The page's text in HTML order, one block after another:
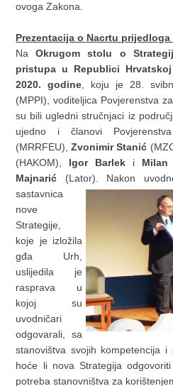
ovoga Zakona.
Prezentacija o Nacrtu
NaOkrugom stolu o
pristupa u Republici
2020. godine, koju je 28.
(MPPI), voditeljica Povjerenstva
su bili ugledni stručnjaci iz
ujedno i članovi
(MRRFEU),Zvonimir Stanić
(HAKOM), Igor Barlek i Milan
Majnarić (Lator). Nakon
sastavnica
nove
Strategije,
koje je izložila
gđa Urh,
uslijedila je
rasprava u
kojoj su
uvodničari
odgovarali, sa
stanovištva svojih kompetencija
hoće li nova Strategija
potreba stanovništva za